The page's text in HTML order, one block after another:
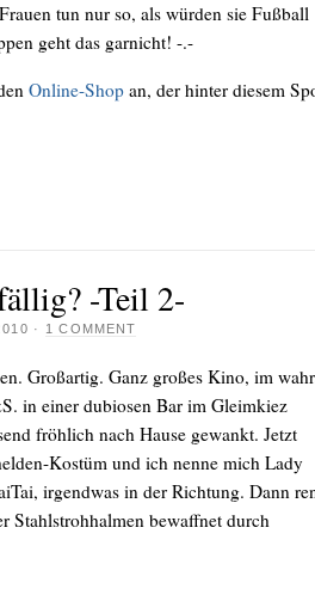
tun nur so, als würden sie Fußball
geht das garnicht! -.-
Online-Shop an, der hinter diesem
-Teil 2-
· 1 COMMENT
Großartig. Ganz großes Kino, im
in einer dubiosen Bar im Gleimkiez
fröhlich nach Hause gewankt. Jetzt
Kostüm und ich nenne mich Lady
irgendwas in der Richtung. Dann
Stahlstrohhalmen bewaffnet durch